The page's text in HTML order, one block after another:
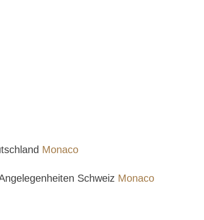
Monaco
Schweiz Monaco